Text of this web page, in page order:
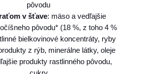
pôvodu
v šťave: mäso a vedľajšie
pôvodu* (18 %, z toho 4 %
bielkovinové koncentráty, ryby
z rýb, minerálne látky, oleje
produkty rastlinného pôvodu,